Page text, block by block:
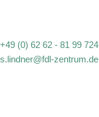
+49 (0) 62 62 - 81 99 724
s.lindner@fdl-zentrum.de